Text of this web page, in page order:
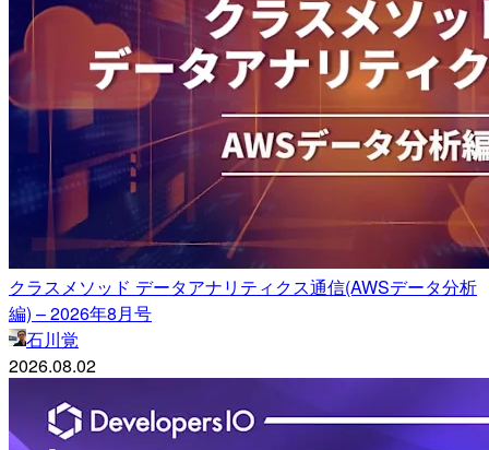
クラスメソッド データアナリティクス通信(AWSデータ分析
編) – 2026年8月号
石川覚
2026.08.02